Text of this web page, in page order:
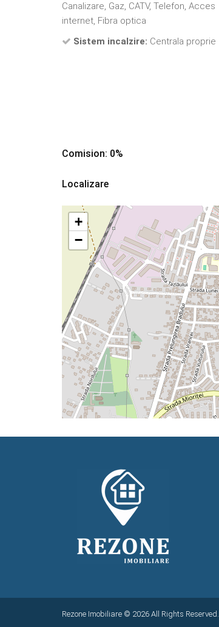
Canalizare, Gaz, CATV, Telefon, Acces
internet, Fibra optica
Sistem incalzire: Centrala proprie
Comision: 0%
Localizare
+
−
Rezone Imobiliare © 2026 All Rights Reserved.